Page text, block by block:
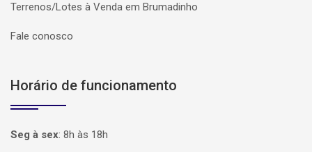
Terrenos/Lotes à Venda em Brumadinho
Fale conosco
Horário de funcionamento
Seg à sex: 8h às 18h